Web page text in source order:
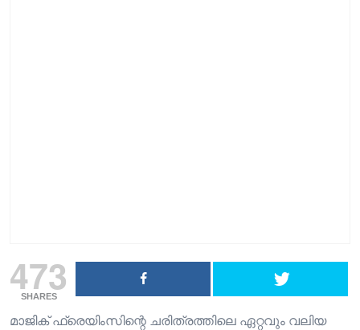
473
SHARES
മാജിക് ഫ്രെയിംസിന്റെ ചരിത്രത്തിലെ ഏറ്റവും വലിയ